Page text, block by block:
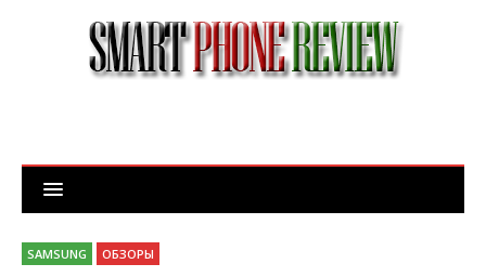
SAMSUNG ОБЗОРЫ